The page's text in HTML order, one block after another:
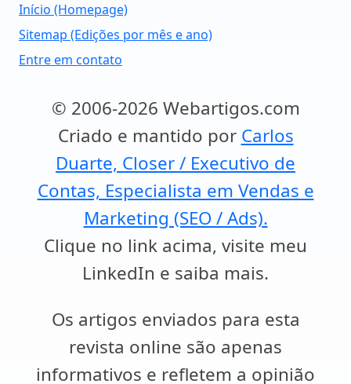
Início (Homepage)
Sitemap (Edições por mês e ano)
Entre em contato
© 2006-2026 Webartigos.com
Criado e mantido por Carlos
Duarte, Closer / Executivo de
Contas, Especialista em Vendas e
Marketing (SEO / Ads).
Clique no link acima, visite meu
LinkedIn e saiba mais.
Os artigos enviados para esta
revista online são apenas
informativos e refletem a opinião